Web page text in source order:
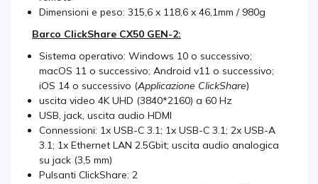
Dimensioni e peso: 315,6 x 118,6 x 46,1mm / 980g
Barco ClickShare CX50 GEN-2:
Sistema operativo: Windows 10 o successivo;
macOS 11 o successivo; Android v11 o successivo;
iOS 14 o successivo (Applicazione ClickShare)
uscita video 4K UHD (3840*2160) a 60 Hz
USB, jack, uscita audio HDMI
Connessioni: 1x USB-C 3.1; 1x USB-C 3.1; 2x USB-A
3.1; 1x Ethernet LAN 2.5Gbit; uscita audio analogica
su jack (3,5 mm)
Pulsanti ClickShare: 2